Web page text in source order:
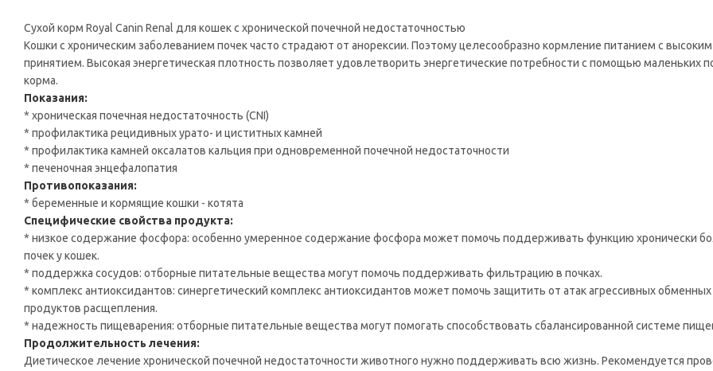
Сухой корм Royal Canin Renal для кошек с хронической почечной недостаточностью
Кошки с хроническим заболеванием почек часто страдают от анорексии. Поэтому целесообразно кормление питанием с высоким
принятием. Высокая энергетическая плотность позволяет удовлетворить энергетические потребности с помощью маленьких
корма.
Показания:
* хроническая почечная недостаточность (CNI)
* профилактика рецидивных урато- и циститных камней
* профилактика камней оксалатов кальция при одновременной почечной недостаточности
* печеночная энцефалопатия
Противопоказания:
* беременные и кормящие кошки - котята
Специфические свойства продукта:
* низкое содержание фосфора: особенно умеренное содержание фосфора может помочь поддерживать функцию хронически
почек у кошек.
* поддержка сосудов: отборные питательные вещества могут помочь поддерживать фильтрацию в почках.
* комплекс антиоксидантов: синергетический комплекс антиоксидантов может помочь защитить от атак агрессивных обменных
продуктов расщепления.
* надежность пищеварения: отборные питательные вещества могут помогать способствовать сбалансированной системе
Продолжительность лечения:
Диетическое лечение хронической почечной недостаточности животного нужно поддерживать всю жизнь. Рекомендуется